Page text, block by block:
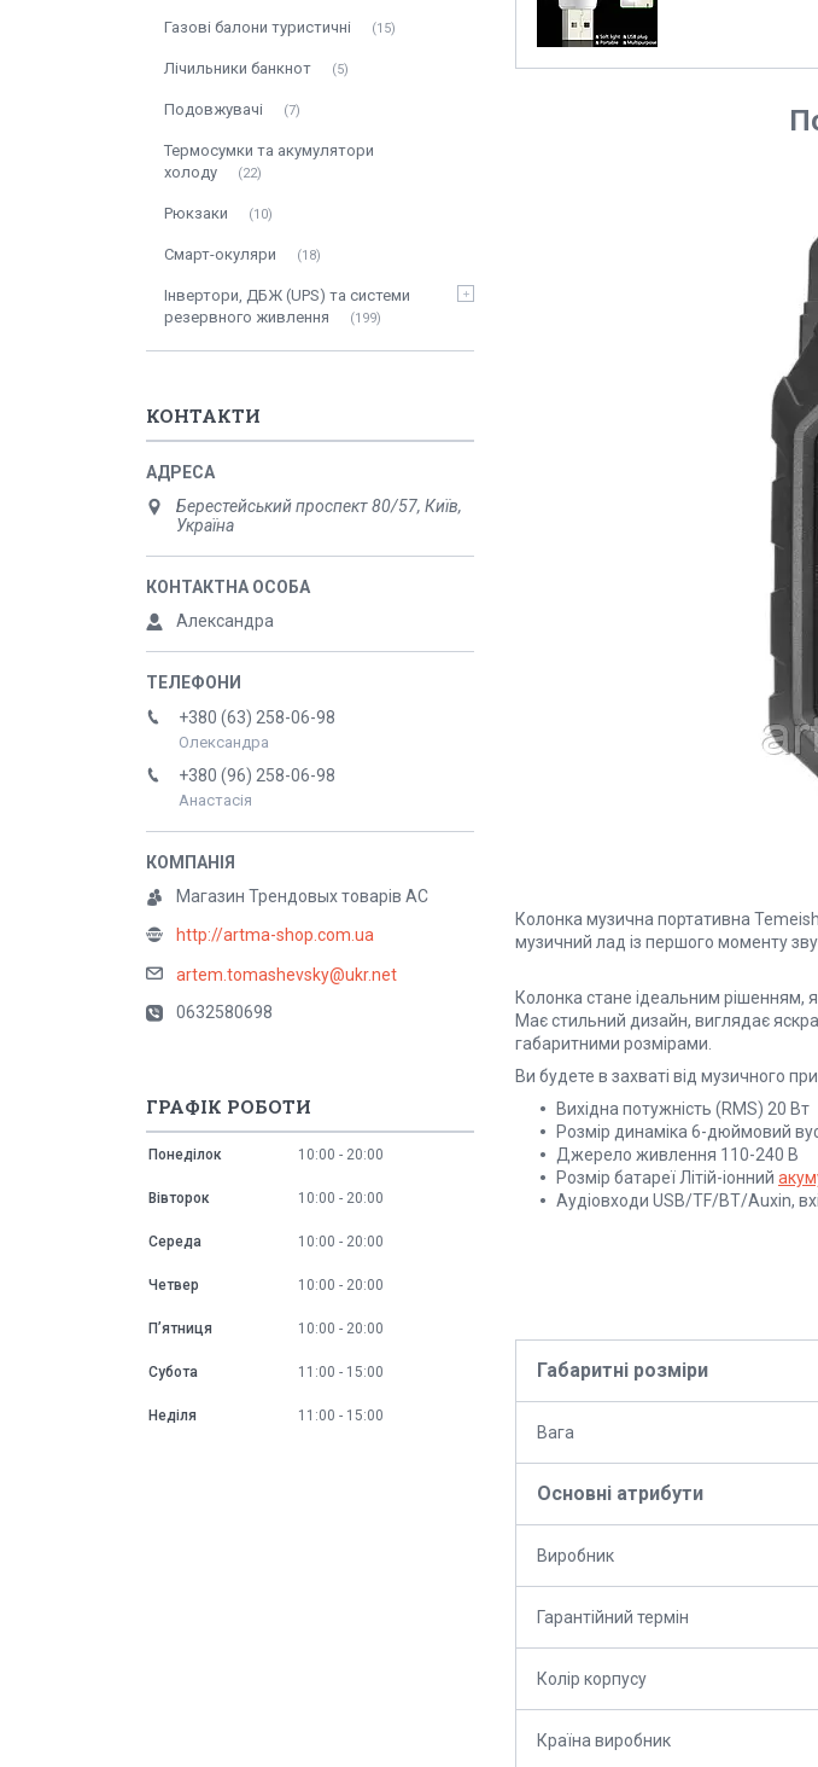
Колонка музична портативна
музичний лад із першого моменту
Колонка стане ідеальним рішенням,
Має стильний дизайн, виглядає
габаритними розмірами.
Ви будете в захваті від музичного
Вихідна потужність (RMS) 20 Вт
Розмір динаміка 6-дюймовий
Джерело живлення 110-240 В
Розмір батареї Літій-іонний
Аудіовходи USB/TF/BT/Auxin,
Габаритні розміри
Вага
Основні атрибути
Виробник
Гарантійний термін
Колір корпусу
Країна виробник
Газові балони туристичні 15
Лічильники банкнот 5
Подовжувачі 7
Термосумки та акумулятори
холоду
22
Рюкзаки 10
Смарт-окуляри 18
Інвертори, ДБЖ (UPS) та системи
резервного живлення
199
КОНТАКТИ
Берестейський проспект 80/57, Київ,
Україна
Александра
+380 (63) 258-06-98
Олександра
+380 (96) 258-06-98
Анастасія
Магазин Трендовых товарів АС
http://artma-shop.com.ua
artem.tomashevsky@ukr.net
0632580698
ГРАФІК РОБОТИ
Понеділок 10:00 20:00
Вівторок 10:00 20:00
Середа 10:00 20:00
Четвер 10:00 20:00
Пʼятниця 10:00 20:00
Субота 11:00 15:00
Неділя 11:00 15:00